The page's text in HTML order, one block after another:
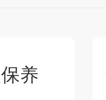
养